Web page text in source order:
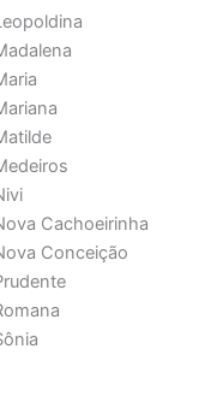
Cachoeirinha
Conceição